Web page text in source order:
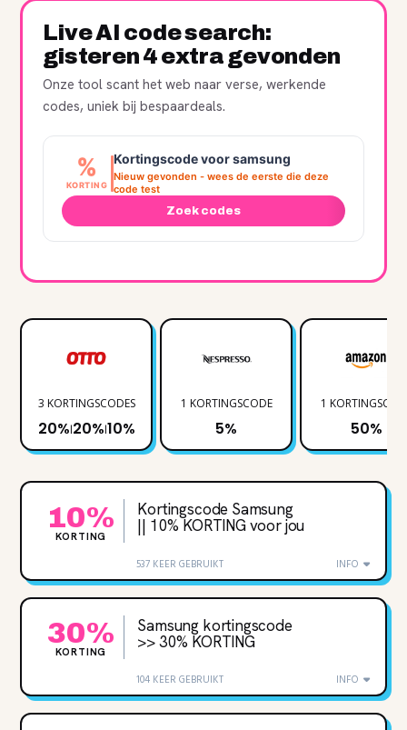
Live AI code search:
gisteren 4 extra gevonden
Onze tool scant het web naar verse, werkende
codes, uniek bij bespaardeals.
%
KORTING
Kortingscode voor samsung
Nieuw gevonden - wees de eerste die deze
code test
Zoek codes
3 KORTINGSCODES
20%|20%|10%
1 KORTINGSCODE
5%
1
50%
10%
KORTING
Kortingscode Samsung
|| 10‌% KORTING voor jou
537 KEER GEBRUIKT INFO
30%
KORTING
Samsung kortingscode
>> 30‌% KORTING
104 KEER GEBRUIKT INFO